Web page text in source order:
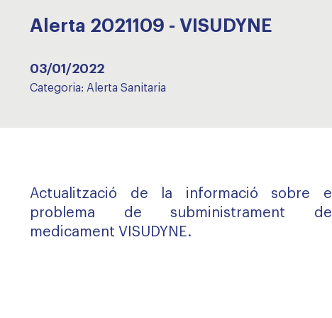
Alerta 2021109 - VISUDYNE
03/01/2022
Categoria: Alerta Sanitaria
Actualització de la informació sobre el
problema de subministrament del
medicament VISUDYNE.